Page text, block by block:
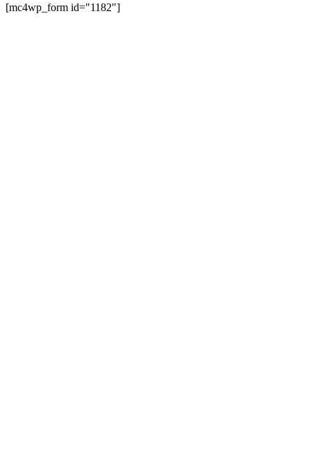
[mc4wp_form id="1182"]